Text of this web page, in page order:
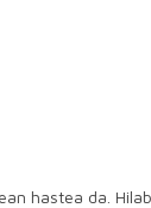
hastea da.